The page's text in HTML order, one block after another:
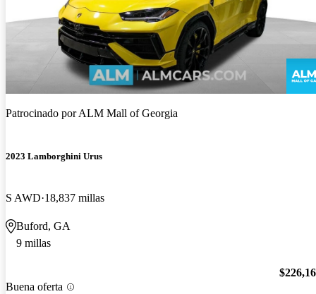
Patrocinado porALM Mall of Georgia
2023 Lamborghini Urus
S AWD 18,837 millas
Buford, GA
9 millas
Buena oferta